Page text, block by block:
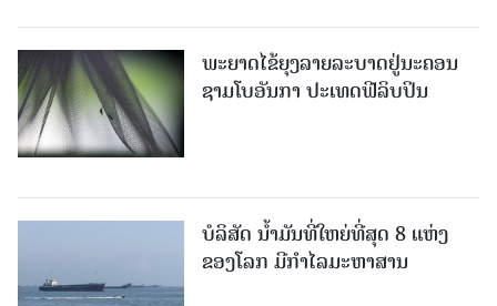
ພະຍາດໄຂ້ຍຸງລາຍລະບາດຢູ່ນະຄອນ
ຊາມໂບ​ອັນກາ ປະເທດຟີລິບປິນ
ບໍລິສັດ ນ້ຳມັນທີ່ໃຫຍ່ທີ່ສຸດ 8 ແຫ່ງ
ຂອງໂລກ ມີກຳໄລມະຫາສານ